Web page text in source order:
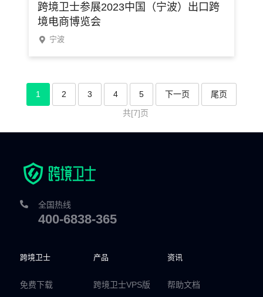
跨境卫士参展2023中国（宁波）出口跨
境电商博览会
宁波
1 2 3 4 5 下一页
尾页
共[7]页
全国热线
400-6838-365
跨境卫士
免费下载
产品
跨境卫士VPS版
资讯
帮助文档